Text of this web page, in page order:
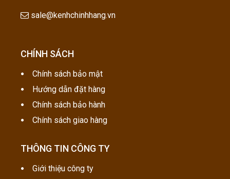
sale@kenhchinhhang.vn
CHÍNH SÁCH
Chính sách bảo mật
Hướng dẫn đặt hàng
Chính sách bảo hành
Chính sách giao hàng
THÔNG TIN CÔNG TY
Giới thiệu công ty